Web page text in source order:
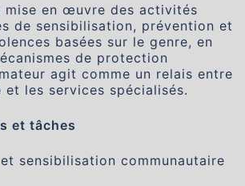
mise en œuvre des activités
de sensibilisation, prévention et
basées sur le genre, en
de protection
agit comme un relais entre
et les services spécialisés.
et tâches
sensibilisation communautaire